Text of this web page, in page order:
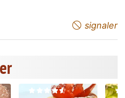
appreciate signaler